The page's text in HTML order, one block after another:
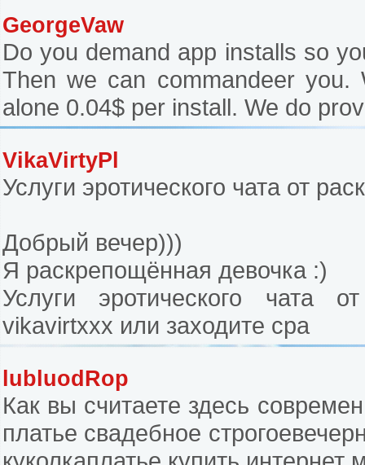
GeorgeVaw
Do you demand app installs so
Then we can commandeer
alone 0.04$ per install. We do
VikaVirtyPl
Услуги эротического чата от
Добрый вечер)))
Я раскрепощённая девочка :)
Услуги эротического чата
vikavirtxxx или заходите сра
lubluodRop
Как вы считаете здесь
платье свадебное